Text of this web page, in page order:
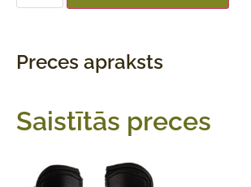
Preces apraksts
Saistītās preces